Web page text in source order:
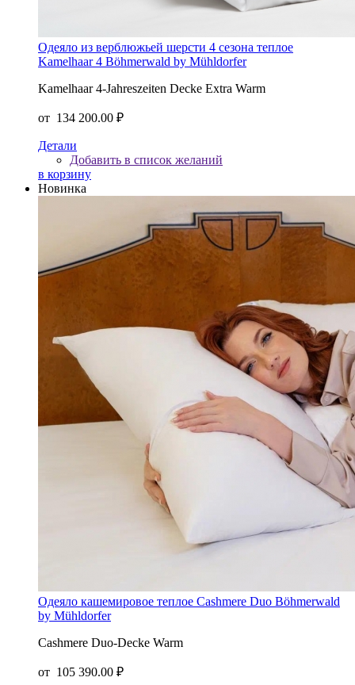
Одеяло из верблюжьей шерсти 4 сезона теплое
Kamelhaar 4 Böhmerwald by Mühldorfer
Kamelhaar 4-Jahreszeiten Decke Extra Warm
от 134 200.00 ₽
Детали
Добавить в список желаний
в корзину
Новинка
Одеяло кашемировое теплое Cashmere Duo Böhmerwald
by Mühldorfer
Cashmere Duo-Decke Warm
от 105 390.00 ₽